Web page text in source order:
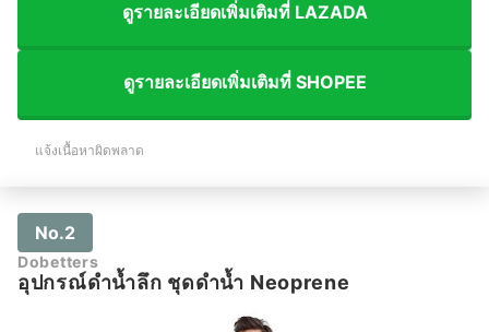
ดูรายละเอียดเพิ่มเติมที่ LAZADA
ดูรายละเอียดเพิ่มเติมที่ SHOPEE
แจ้งเนื้อหาผิดพลาด
No.2
Dobetters
อุปกรณ์ดำน้ำลึก ชุดดำน้ำ Neoprene